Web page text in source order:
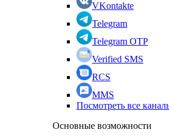
VKontakte
Telegram
Telegram OTP
Verified SMS
RCS
MMS
Посмотреть все
Основные возможности